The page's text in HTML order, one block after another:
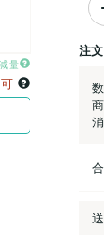
量
注